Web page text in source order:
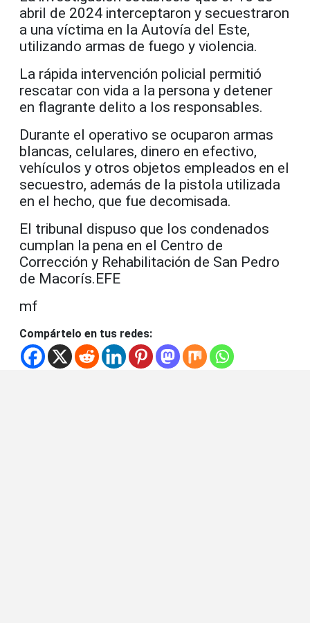
abril de 2024 interceptaron y secuestraron
a una víctima en la Autovía del Este,
utilizando armas de fuego y violencia.
La rápida intervención policial permitió
rescatar con vida a la persona y detener
en flagrante delito a los responsables.
Durante el operativo se ocuparon armas
blancas, celulares, dinero en efectivo,
vehículos y otros objetos empleados en el
secuestro, además de la pistola utilizada
en el hecho, que fue decomisada.
El tribunal dispuso que los condenados
cumplan la pena en el Centro de
Corrección y Rehabilitación de San Pedro
de Macorís.EFE
mf
Compártelo en tus redes: